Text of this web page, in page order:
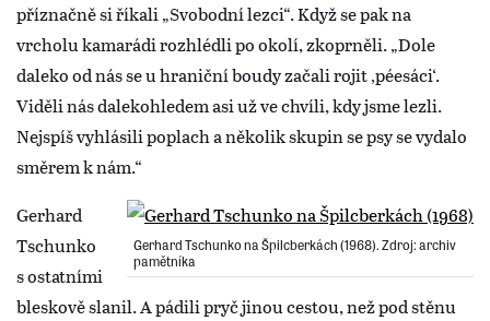
příznačně si říkali „Svobodní lezci“. Když se pak na
vrcholu kamarádi rozhlédli po okolí, zkoprněli. „Dole
daleko od nás se u hraniční boudy začali rojit ‚péesáci‘.
Viděli nás dalekohledem asi už ve chvíli, kdy jsme lezli.
Nejspíš vyhlásili poplach a několik skupin se psy se vydalo
směrem k nám.“
Gerhard Tschunko na Špilcberkách (1968). Zdroj: archiv
pamětníka
Gerhard
Tschunko
s ostatními
bleskově slanil. A pádili pryč jinou cestou, než pod stěnu